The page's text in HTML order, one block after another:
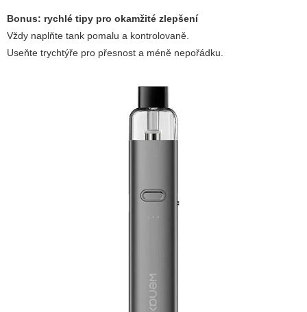
Bonus: rychlé tipy pro okamžité zlepšení
Vždy naplňte tank pomalu a kontrolovaně.
Useňte trychtýře pro přesnost a méně nepořádku.